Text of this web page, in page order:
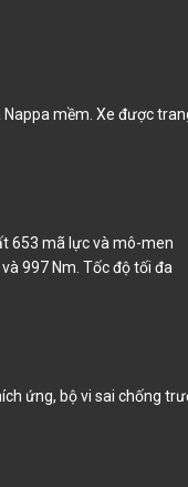
mềm. Xe được
653 mã lực và mô-men
997 Nm. Tốc độ tối đa
ứng, bộ vi sai chống